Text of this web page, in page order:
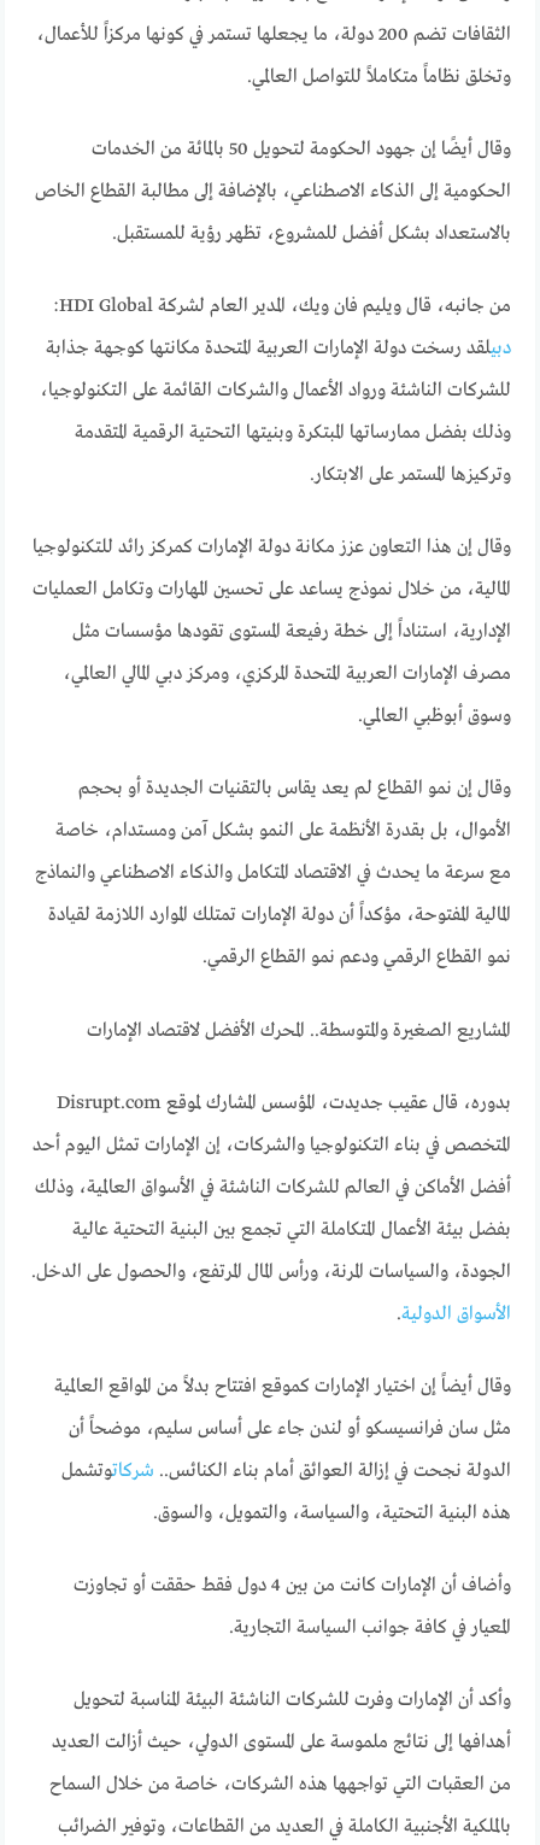
الثقافات تضم 200 دولة، ما يجعلها تستمر في كونها مركزاً للأعمال،
وتخلق نظاماً متكاملاً للتواصل العالمي.
وقال أيضًا إن جهود الحكومة لتحويل 50 بالمائة من الخدمات
الحكومية إلى الذكاء الاصطناعي، بالإضافة إلى مطالبة القطاع الخاص
بالاستعداد بشكل أفضل للمشروع، تظهر رؤية للمستقبل.
من جانبه، قال ويليم فان ويك، المدير العام لشركة HDI Global:
دبيلقد رسخت دولة الإمارات العربية المتحدة مكانتها كوجهة جذابة
للشركات الناشئة ورواد الأعمال والشركات القائمة على التكنولوجيا،
وذلك بفضل ممارساتها المبتكرة وبنيتها التحتية الرقمية المتقدمة
وتركيزها المستمر على الابتكار.
وقال إن هذا التعاون عزز مكانة دولة الإمارات كمركز رائد للتكنولوجيا
المالية، من خلال نموذج يساعد على تحسين المهارات وتكامل العمليات
الإدارية، استناداً إلى خطة رفيعة المستوى تقودها مؤسسات مثل
مصرف الإمارات العربية المتحدة المركزي، ومركز دبي المالي العالمي،
وسوق أبوظبي العالمي.
وقال إن نمو القطاع لم يعد يقاس بالتقنيات الجديدة أو بحجم
الأموال، بل بقدرة الأنظمة على النمو بشكل آمن ومستدام، خاصة
مع سرعة ما يحدث في الاقتصاد المتكامل والذكاء الاصطناعي والنماذج
المالية المفتوحة، مؤكداً أن دولة الإمارات تمتلك الموارد اللازمة لقيادة
نمو القطاع الرقمي ودعم نمو القطاع الرقمي.
المشاريع الصغيرة والمتوسطة.. المحرك الأفضل لاقتصاد الإمارات
بدوره، قال عقيب جديدت، المؤسس المشارك لموقع Disrupt.com
المتخصص في بناء التكنولوجيا والشركات، إن الإمارات تمثل اليوم أحد
أفضل الأماكن في العالم للشركات الناشئة في الأسواق العالمية، وذلك
بفضل بيئة الأعمال المتكاملة التي تجمع بين البنية التحتية عالية
الجودة، والسياسات المرنة، ورأس المال المرتفع، والحصول على الدخل.
الأسواق الدولية.
وقال أيضاً إن اختيار الإمارات كموقع افتتاح بدلاً من المواقع العالمية
مثل سان فرانسيسكو أو لندن جاء على أساس سليم، موضحاً أن
الدولة نجحت في إزالة العوائق أمام بناء الكنائس.. شركاتوتشمل
هذه البنية التحتية، والسياسة، والتمويل، والسوق.
وأضاف أن الإمارات كانت من بين 4 دول فقط حققت أو تجاوزت
المعيار في كافة جوانب السياسة التجارية.
وأكد أن الإمارات وفرت للشركات الناشئة البيئة المناسبة لتحويل
أهدافها إلى نتائج ملموسة على المستوى الدولي، حيث أزالت العديد
من العقبات التي تواجهها هذه الشركات، خاصة من خلال السماح
بالملكية الأجنبية الكاملة في العديد من القطاعات، وتوفير الضرائب